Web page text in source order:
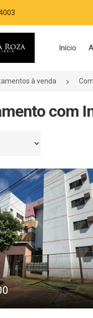
Início
à venda
com